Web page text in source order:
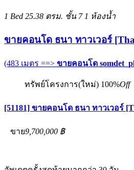
1 Bed 25.38 ตรม. ชั้น 7 1 ห้องน้ำ
ขายคอนโด ธนา ทาวเวอร์
(483 เมตร ==> ขายคอนโด
ทรัพย์โครงการ(ใหม่) 100%Off
[51181] ขายคอนโด ธนา ทาวเวอร์
ขาย9,700,000 ฿